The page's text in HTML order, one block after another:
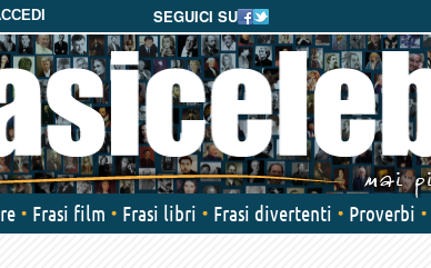
SEGUICI SU
Frasi film Frasi libri Frasi divertenti Proverbi